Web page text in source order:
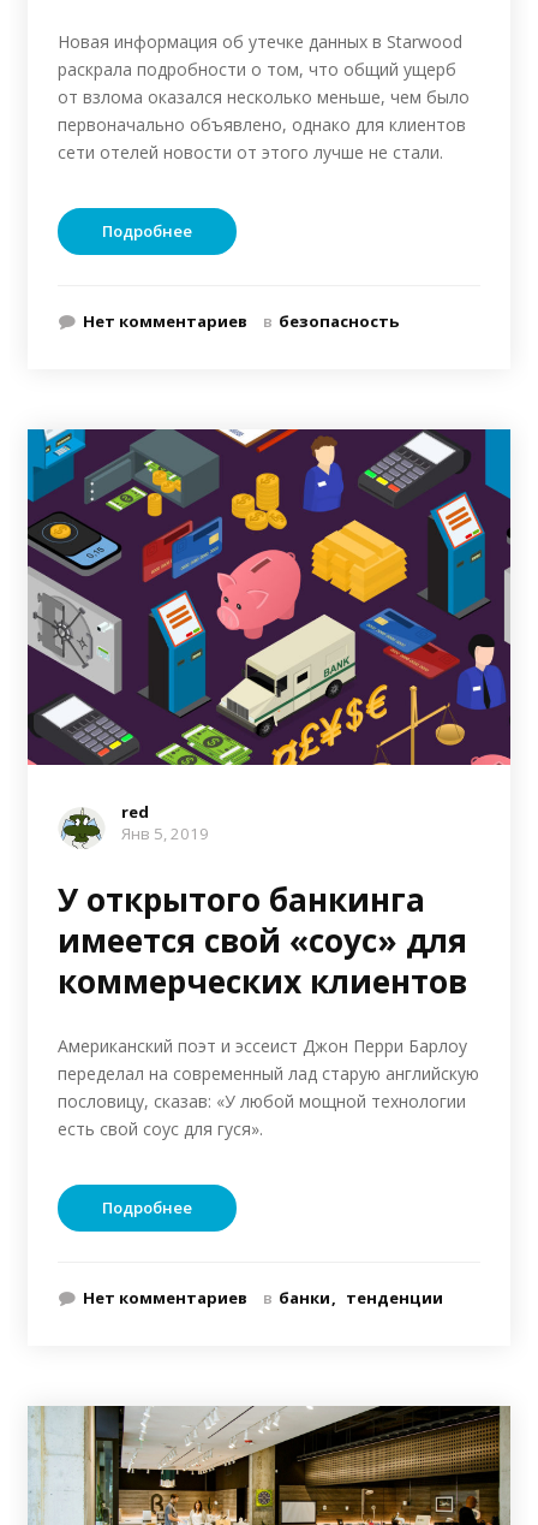
Новая информация об утечке данных в Starwood
раскрала подробности о том, что общий ущерб
от взлома оказался несколько меньше, чем было
первоначально объявлено, однако для клиентов
сети отелей новости от этого лучше не стали.
Подробнее
Нет комментариев в безопасность
red
Янв 5, 2019
У открытого банкинга
имеется свой «соус» для
коммерческих клиентов
Американский поэт и эссеист Джон Перри Барлоу
переделал на современный лад старую английскую
пословицу, сказав: «У любой мощной технологии
есть свой соус для гуся».
Подробнее
Нет комментариев в банки тенденции